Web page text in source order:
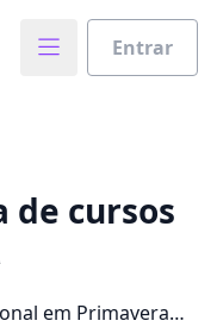
Entrar
estudos
de cursos
em Primavera